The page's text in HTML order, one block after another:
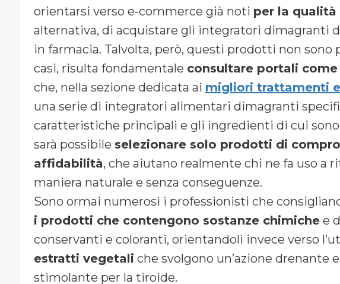
orientarsi verso e-commerce già noti per la
alternativa, di acquistare gli integratori dimagranti
in farmacia. Talvolta, però, questi prodotti non
casi, risulta fondamentale consultare portali
che, nella sezione dedicata ai migliori trattamenti
una serie di integratori alimentari dimagranti
caratteristiche principali e gli ingredienti di cui
sarà possibile selezionare solo prodotti di
affidabilità, che aiutano realmente chi ne fa uso a
maniera naturale e senza conseguenze.
Sono ormai numerosi i professionisti che
i prodotti che contengono sostanze chimiche e
conservanti e coloranti, orientandoli invece verso
estratti vegetali che svolgono un’azione drenante
stimolante per la tiroide.